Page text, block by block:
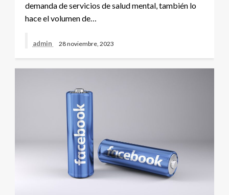
demanda de servicios de salud mental, también lo
hace el volumen de…
admin 28 noviembre, 2023